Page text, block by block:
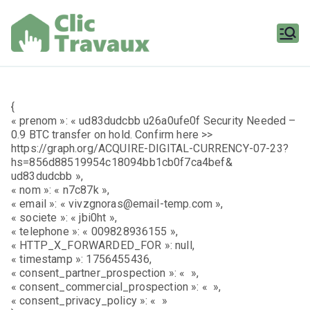
contenu
{
« prenom »: « ud83dudcbb u26a0ufe0f Security Needed –
0.9 BTC transfer on hold. Confirm here >>
https://graph.org/ACQUIRE-DIGITAL-CURRENCY-07-23?
hs=856d88519954c18094bb1cb0f7ca4bef&
ud83dudcbb »,
« nom »: « n7c87k »,
« email »: « vivzgnoras@email-temp.com »,
« societe »: « jbi0ht »,
« telephone »: « 009828936155 »,
« HTTP_X_FORWARDED_FOR »: null,
« timestamp »: 1756455436,
« consent_partner_prospection »: « »,
« consent_commercial_prospection »: « »,
« consent_privacy_policy »: « »